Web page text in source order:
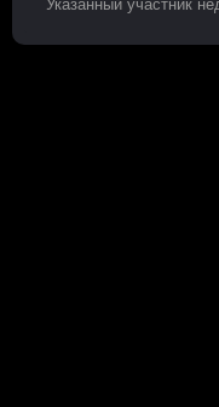
Указанный участник